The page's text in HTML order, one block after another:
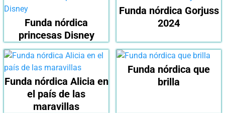
Funda nórdica
princesas Disney
Funda nórdica Gorjuss
2024
Funda nórdica Alicia en
el país de las
maravillas
Funda nórdica que
brilla